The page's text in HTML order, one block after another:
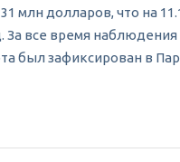
млн долларов, что на
За все время
зафиксирован в